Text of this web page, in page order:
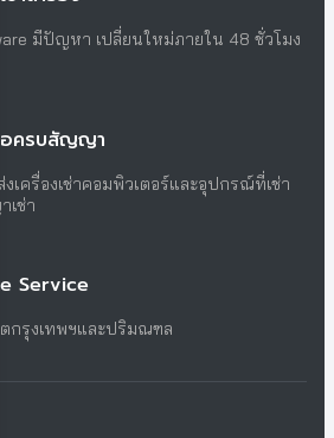
มีปัญหา เปลี่ยนใหม่ภายใน 48 ชั่วโมง
อครบสัญญา
เครื่องเช่าคอมพิวเตอร์และอุปกรณ์ที่เช่า
เช่า
Service
ตกรุงเทพฯและปริมณฑล